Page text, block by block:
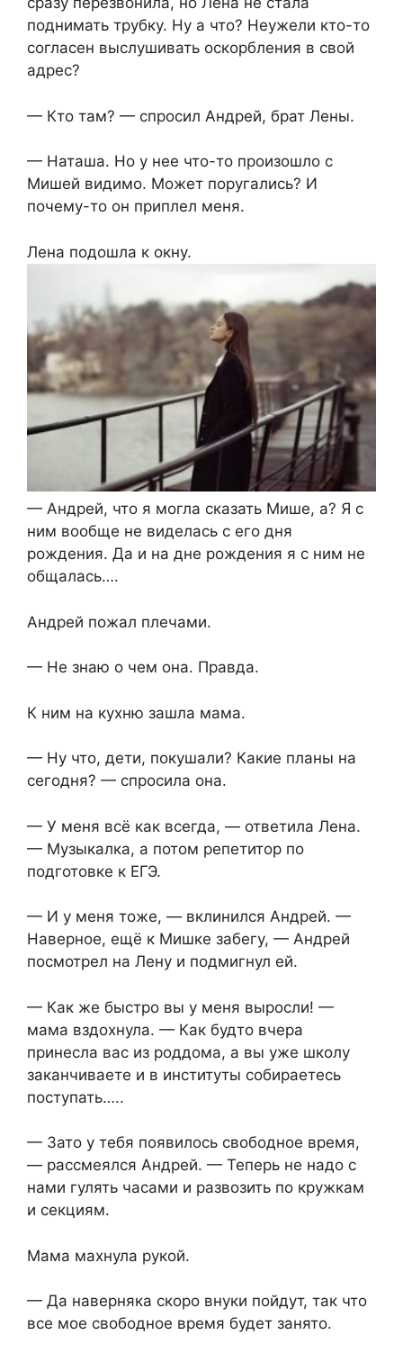
поднимать трубку. Ну а что? Неужели кто-то
согласен выслушивать оскорбления в свой
адрес?
— Кто там? — спросил Андрей, брат Лены.
— Наташа. Но у нее что-то произошло с
Мишей видимо. Может поругались? И
почему-то он приплел меня.
Лена подошла к окну.
— Андрей, что я могла сказать Мише, а? Я с
ним вообще не виделась с его дня
рождения. Да и на дне рождения я с ним не
общалась….
Андрей пожал плечами.
— Не знаю о чем она. Правда.
К ним на кухню зашла мама.
— Ну что, дети, покушали? Какие планы на
сегодня? — спросила она.
— У меня всё как всегда, — ответила Лена.
— Музыкалка, а потом репетитор по
подготовке к ЕГЭ.
— И у меня тоже, — вклинился Андрей. —
Наверное, ещё к Мишке забегу, — Андрей
посмотрел на Лену и подмигнул ей.
— Как же быстро вы у меня выросли! —
мама вздохнула. — Как будто вчера
принесла вас из роддома, а вы уже школу
заканчиваете и в институты собираетесь
поступать…..
— Зато у тебя появилось свободное время,
— рассмеялся Андрей. — Теперь не надо с
нами гулять часами и развозить по кружкам
и секциям.
Мама махнула рукой.
— Да наверняка скоро внуки пойдут, так что
все мое свободное время будет занято.